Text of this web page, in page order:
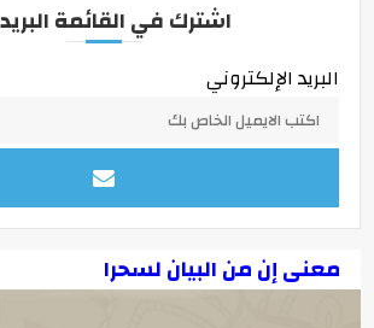
اشترك في القائمة
البريد الإلكتروني
معنى إن من البيان لسحرا